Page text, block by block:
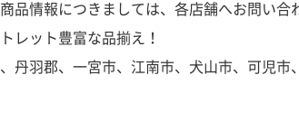
品情報につきましては、各店舗へお問い合
レット豊富な品揃え！
丹羽郡、一宮市、江南市、犬山市、可児市